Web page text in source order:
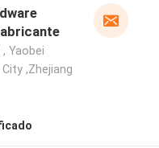
Yaobei
,Zhejiang